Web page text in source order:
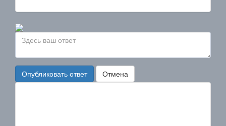
Опубликовать ответ Отмена